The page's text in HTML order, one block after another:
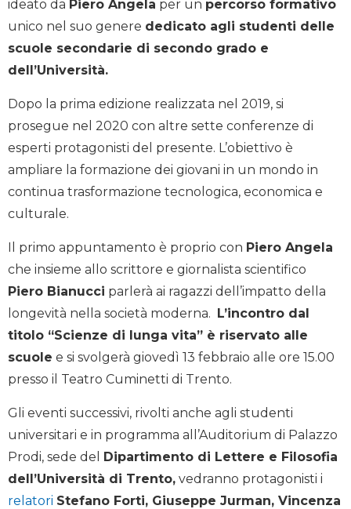
ideato da Piero Angela per un percorso formativo
unico nel suo genere dedicato agli studenti delle
scuole secondarie di secondo grado e
dell’Università.
Dopo la prima edizione realizzata nel 2019, si
prosegue nel 2020 con altre sette conferenze di
esperti protagonisti del presente. L’obiettivo è
ampliare la formazione dei giovani in un mondo in
continua trasformazione tecnologica, economica e
culturale.
Il primo appuntamento è proprio con Piero Angela
che insieme allo scrittore e giornalista scientifico
Piero Bianucci parlerà ai ragazzi dell’impatto della
longevità nella società moderna. L’incontro dal
titolo “Scienze di lunga vita” è riservato alle
scuole e si svolgerà giovedì 13 febbraio alle ore 15.00
presso il Teatro Cuminetti di Trento.
Gli eventi successivi, rivolti anche agli studenti
universitari e in programma all’Auditorium di Palazzo
Prodi, sede del Dipartimento di Lettere e Filosofia
dell’Università di Trento, vedranno protagonisti i
relatori Stefano Forti, Giuseppe Jurman, Vincenza